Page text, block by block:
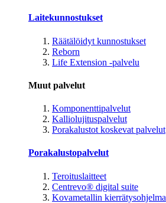
Laitekunnostukset
Räätälöidyt kunnostukset
Reborn
Life Extension -palvelu
Muut palvelut
Komponenttipalvelut
Kalliolujituspalvelut
Porakalustot koskevat palvelut
Porakalustopalvelut
Teroituslaitteet
Centrevo® digital suite
Kovametallin kierrätysohjelma